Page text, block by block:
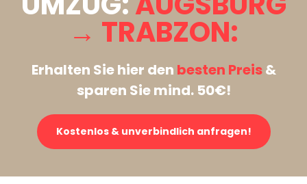
→ TRABZON:
Erhalten Sie hier den besten Preis&
sparen Sie mind. 50€!
Kostenlos & unverbindlich anfragen!